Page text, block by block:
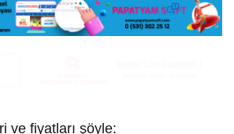
ve fiyatları şöyle: